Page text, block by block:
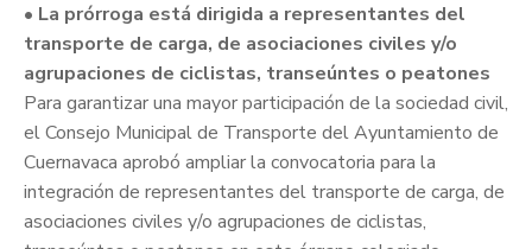
• La prórroga está dirigida a representantes del
transporte de carga, de asociaciones civiles y/o
agrupaciones de ciclistas, transeúntes o peatones
Para garantizar una mayor participación de la sociedad civil,
el Consejo Municipal de Transporte del Ayuntamiento de
Cuernavaca aprobó ampliar la convocatoria para la
integración de representantes del transporte de carga, de
asociaciones civiles y/o agrupaciones de ciclistas,